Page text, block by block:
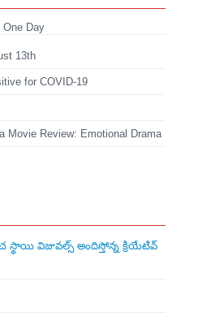
One Day
13th
for COVID-19
Movie Review: Emotional Drama
స్థాయి విజువల్స్ అందిస్తోన్న క్రియేటివ్